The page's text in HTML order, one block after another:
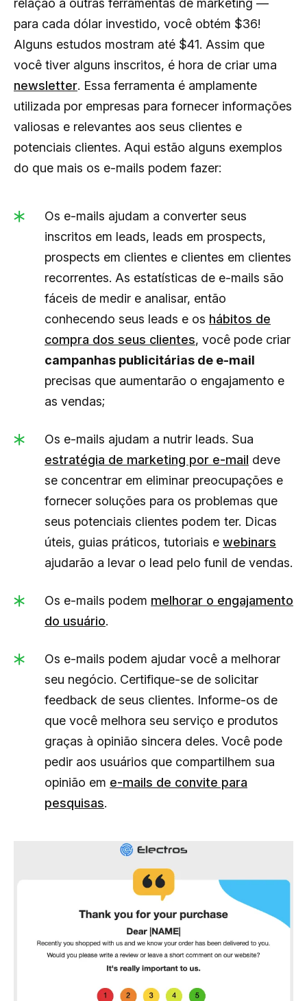
relação a outras ferramentas de marketing —
para cada dólar investido, você obtém $36!
Alguns estudos mostram até $41. Assim que
você tiver alguns inscritos, é hora de criar uma
newsletter. Essa ferramenta é amplamente
utilizada por empresas para fornecer informações
valiosas e relevantes aos seus clientes e
potenciais clientes. Aqui estão alguns exemplos
do que mais os e-mails podem fazer:
Os e-mails ajudam a converter seus
inscritos em leads, leads em prospects,
prospects em clientes e clientes em clientes
recorrentes. As estatísticas de e-mails são
fáceis de medir e analisar, então
conhecendo seus leads e os hábitos de
compra dos seus clientes, você pode criar
campanhas publicitárias de e-mail
precisas que aumentarão o engajamento e
as vendas;
Os e-mails ajudam a nutrir leads. Sua
estratégia de marketing por e-mail deve
se concentrar em eliminar preocupações e
fornecer soluções para os problemas que
seus potenciais clientes podem ter. Dicas
úteis, guias práticos, tutoriais e webinars
ajudarão a levar o lead pelo funil de vendas.
Os e-mails podem melhorar o engajamento
do usuário.
Os e-mails podem ajudar você a melhorar
seu negócio. Certifique-se de solicitar
feedback de seus clientes. Informe-os de
que você melhora seu serviço e produtos
graças à opinião sincera deles. Você pode
pedir aos usuários que compartilhem sua
opinião em e-mails de convite para
pesquisas.